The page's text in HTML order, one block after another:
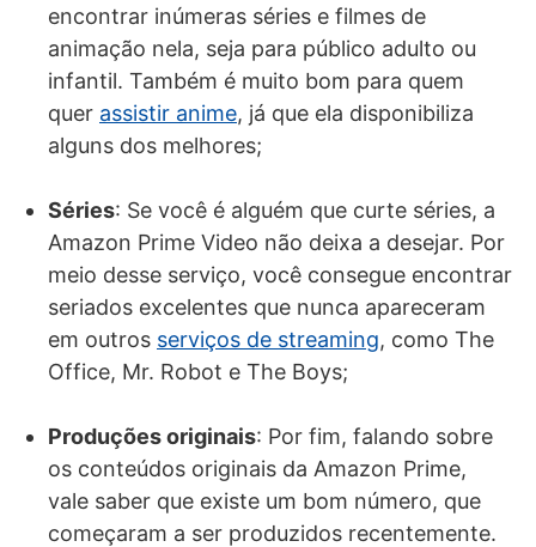
encontrar inúmeras séries e filmes de
animação nela, seja para público adulto ou
infantil. Também é muito bom para quem
quer assistir anime, já que ela disponibiliza
alguns dos melhores;
Séries: Se você é alguém que curte séries, a
Amazon Prime Video não deixa a desejar. Por
meio desse serviço, você consegue encontrar
seriados excelentes que nunca apareceram
em outros serviços de streaming, como The
Office, Mr. Robot e The Boys;
Produções originais: Por fim, falando sobre
os conteúdos originais da Amazon Prime,
vale saber que existe um bom número, que
começaram a ser produzidos recentemente.